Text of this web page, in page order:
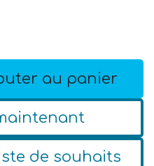
au panier
de souhaits